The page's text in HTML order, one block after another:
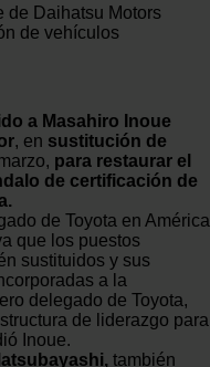
de Daihatsu Motors
de vehículos
a Masahiro Inoue
, en sustitución de
para restaurar el
de certificación de
de Toyota en América
que los puestos
sustituidos y sus
a la
delegado de Toyota,
de liderazgo para
Inoue.
también